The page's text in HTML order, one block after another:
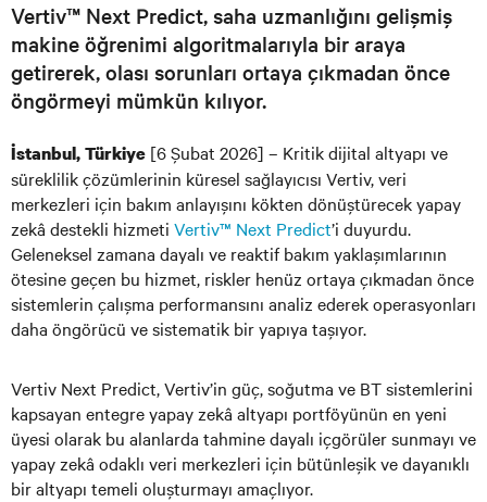
Vertiv™ Next Predict, saha uzmanlığını gelişmiş
makine öğrenimi algoritmalarıyla bir araya
getirerek, olası sorunları ortaya çıkmadan önce
öngörmeyi mümkün kılıyor.
İstanbul, Türkiye [6 Şubat 2026] – Kritik dijital altyapı ve
süreklilik çözümlerinin küresel sağlayıcısı Vertiv, veri
merkezleri için bakım anlayışını kökten dönüştürecek yapay
zekâ destekli hizmeti Vertiv™ Next Predict’i duyurdu.
Geleneksel zamana dayalı ve reaktif bakım yaklaşımlarının
ötesine geçen bu hizmet, riskler henüz ortaya çıkmadan önce
sistemlerin çalışma performansını analiz ederek operasyonları
daha öngörücü ve sistematik bir yapıya taşıyor.
Vertiv Next Predict, Vertiv’in güç, soğutma ve BT sistemlerini
kapsayan entegre yapay zekâ altyapı portföyünün en yeni
üyesi olarak bu alanlarda tahmine dayalı içgörüler sunmayı ve
yapay zekâ odaklı veri merkezleri için bütünleşik ve dayanıklı
bir altyapı temeli oluşturmayı amaçlıyor.